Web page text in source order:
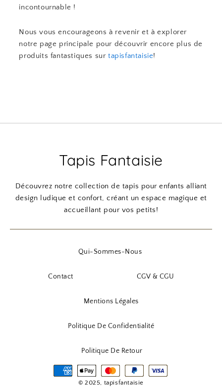
incontournable !
Nous vous encourageons à revenir et à explorer
notre page principale pour découvrir encore plus de
produits fantastiques surtapisfantaisie!
Tapis Fantaisie
Découvrez notre collection de tapis pour enfants alliant
design ludique et confort, créant un espace magique et
accueillant pour vos petits!
Qui-Sommes-Nous
Contact CGV & CGU
Mentions Légales
Politique De Confidentialité
Politique De Retour
© 2025, tapisfantaisie